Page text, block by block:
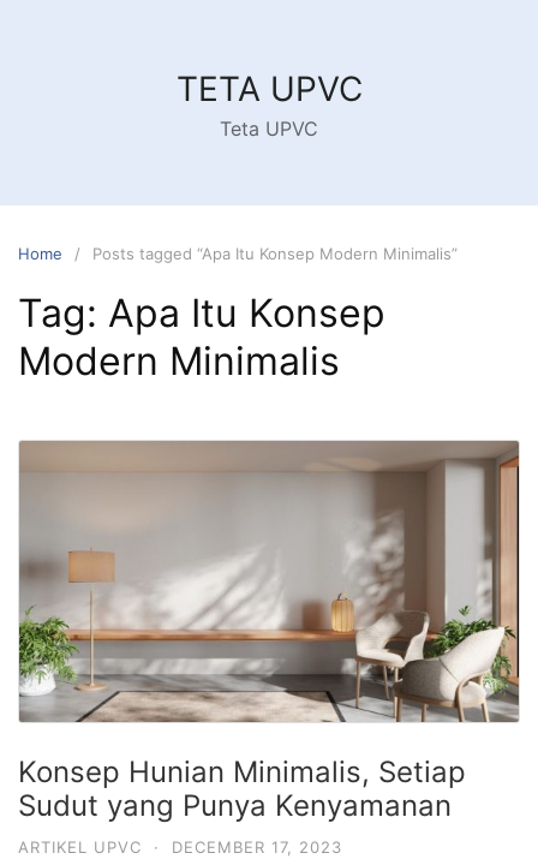
TETA UPVC
Teta UPVC
Home Posts tagged “Apa Itu Konsep Modern Minimalis”
Tag: Apa Itu Konsep
Modern Minimalis
Konsep Hunian Minimalis, Setiap
Sudut yang Punya Kenyamanan
ARTIKEL UPVC · DECEMBER 17, 2023